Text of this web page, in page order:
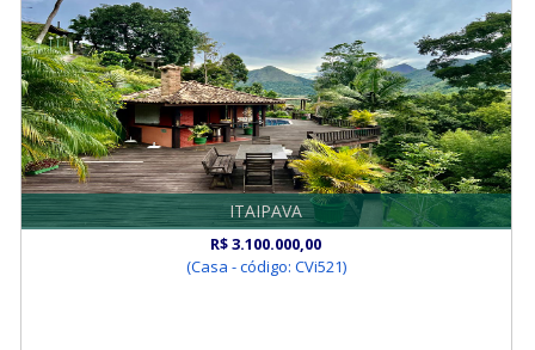
ITAIPAVA
R$ 3.100.000,00
(Casa - código: CVi521)